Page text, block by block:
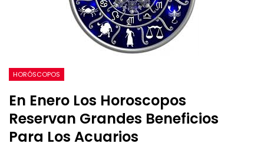
HORÓSCOPOS
En Enero Los Horoscopos
Reservan Grandes Beneficios
Para Los Acuarios